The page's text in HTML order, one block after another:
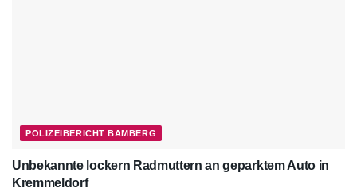
POLIZEIBERICHT BAMBERG
Unbekannte lockern Radmuttern an geparktem Auto in
Kremmeldorf